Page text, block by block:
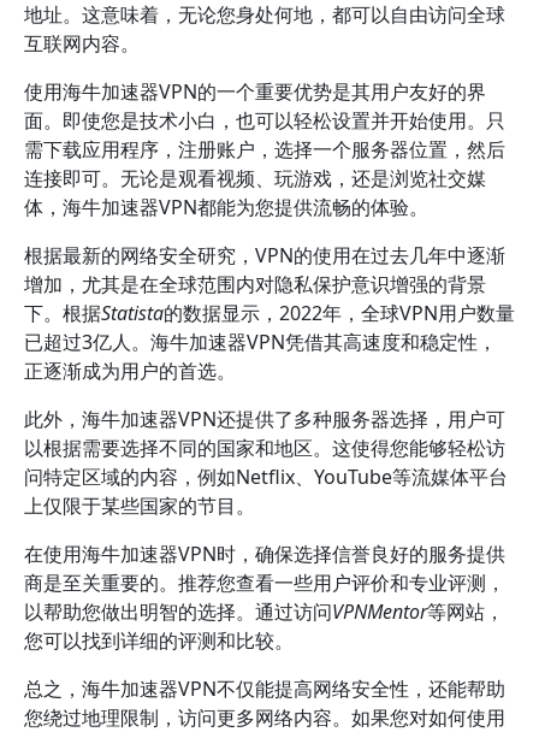
地址。这意味着，无论您身处何地，都可以自由访问全球
互联网内容。
使用海牛加速器VPN的一个重要优势是其用户友好的界
面。即使您是技术小白，也可以轻松设置并开始使用。只
需下载应用程序，注册账户，选择一个服务器位置，然后
连接即可。无论是观看视频、玩游戏，还是浏览社交媒
体，海牛加速器VPN都能为您提供流畅的体验。
根据最新的网络安全研究，VPN的使用在过去几年中逐渐
增加，尤其是在全球范围内对隐私保护意识增强的背景
下。根据Statista的数据显示，2022年，全球VPN用户数量
已超过3亿人。海牛加速器VPN凭借其高速度和稳定性，
正逐渐成为用户的首选。
此外，海牛加速器VPN还提供了多种服务器选择，用户可
以根据需要选择不同的国家和地区。这使得您能够轻松访
问特定区域的内容，例如Netflix、YouTube等流媒体平台
上仅限于某些国家的节目。
在使用海牛加速器VPN时，确保选择信誉良好的服务提供
商是至关重要的。推荐您查看一些用户评价和专业评测，
以帮助您做出明智的选择。通过访问VPNMentor等网站，
您可以找到详细的评测和比较。
总之，海牛加速器VPN不仅能提高网络安全性，还能帮助
您绕过地理限制，访问更多网络内容。如果您对如何使用